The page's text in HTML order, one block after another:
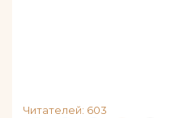
Читателей: 603